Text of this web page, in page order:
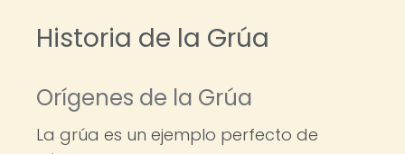
Historia de la Grúa
Orígenes de la Grúa
La grúa es un ejemplo perfecto de